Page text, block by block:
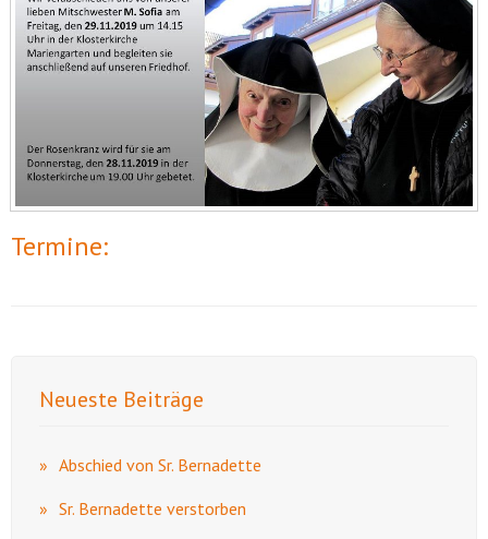
Termine:
Neueste Beiträge
Abschied von Sr. Bernadette
Sr. Bernadette verstorben